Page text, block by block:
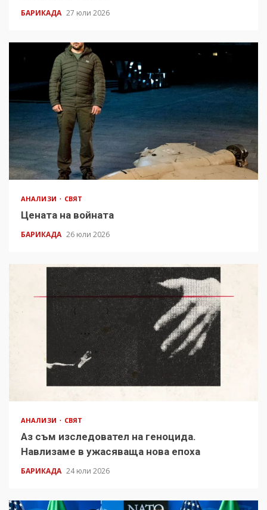
БАРИКАДА 27 юли 2026
АНАЛИЗИ СВЯТ
Цената на войната
БАРИКАДА 26 юли 2026
АНАЛИЗИ СВЯТ
Аз съм изследовател на геноцида.
Навлизаме в ужасяваща нова епоха
БАРИКАДА 24 юли 2026